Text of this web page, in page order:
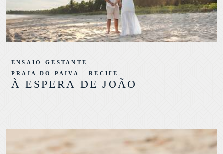
À ESPERA DE JOÃO
ENSAIO GESTANTE
PRAIA DO PAIVA - RECIFE